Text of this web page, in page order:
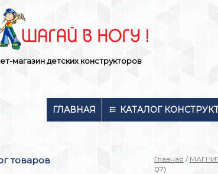
магазин детских конструкторов
ГЛАВНАЯ КАТАЛОГ
Главная /
07)
товаров